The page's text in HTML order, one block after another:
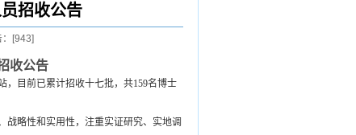
招收公告
[943]
收公告
，目前已累计招收十七批，共159名博士
战略性和实用性，注重实证研究、实地调